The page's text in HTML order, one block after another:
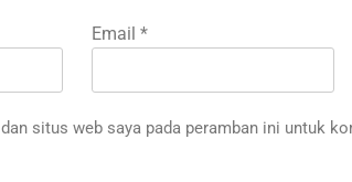
Email *
situs web saya pada peramban ini untuk